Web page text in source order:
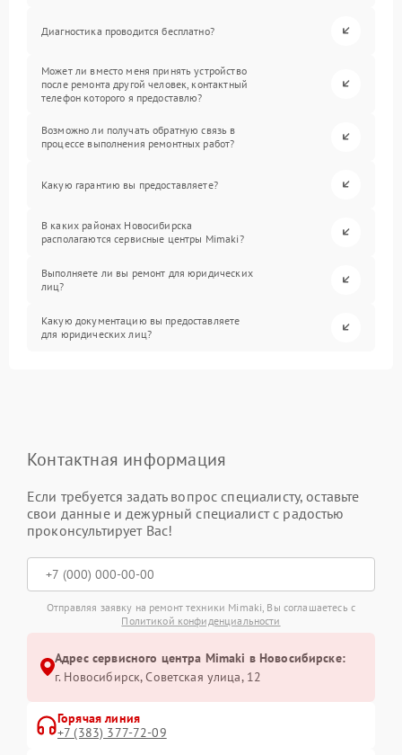
Диагностика проводится бесплатно?
Может ли вместо меня принять устройство
после ремонта другой человек, контактный
телефон которого я предоставлю?
Возможно ли получать обратную связь в
процессе выполнения ремонтных работ?
Какую гарантию вы предоставляете?
В каких районах Новосибирска
располагаются сервисные центры Mimaki?
Выполняете ли вы ремонт для юридических
лиц?
Какую документацию вы предоставляете
для юридических лиц?
Контактная информация
Если требуется задать вопрос специалисту, оставьте
свои данные и дежурный специалист с радостью
проконсультирует Вас!
Отправляя заявку на ремонт техники Mimaki, Вы соглашаетесь с
Политикой конфиденциальности
Адрес сервисного центра Mimaki в Новосибирске:
г. Новосибирск, Советская улица, 12
Горячая линия
+7 (383) 377-72-09